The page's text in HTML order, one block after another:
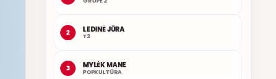
2 LEDINĖ JŪRA
T3
3 MYLĖK MANE
POPKULTŪRA